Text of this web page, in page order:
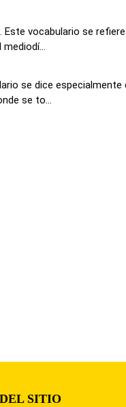
vocabulario se
se dice especialmente
se to...
SITIO